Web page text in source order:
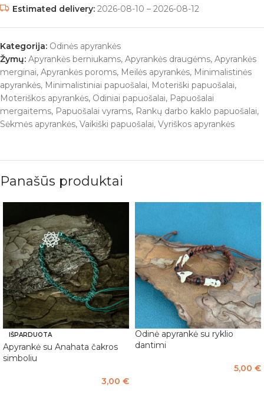
Estimated delivery: 2026-08-10 – 2026-08-12
Kategorija: Odinės apyrankės
Žymų: Apyrankės berniukams, Apyrankės draugėms, Apyrankės
merginai, Apyrankės poroms, Meilės apyrankės, Minimalistinės
apyrankės, Minimalistiniai papuošalai, Moteriški papuošalai,
Moteriškos apyrankės, Odiniai papuošalai, Papuošalai
mergaitems, Papuošalai vyrams, Rankų darbo kaklo papuošalai,
Sėkmės apyrankės, Vaikiški papuošalai, Vyriškos apyrankės
Panašūs produktai
IŠPARDUOTA
Apyrankė su Anahata čakros
simboliu
3,00 €
Odinė apyrankė su ryklio
dantimi
5,00 €